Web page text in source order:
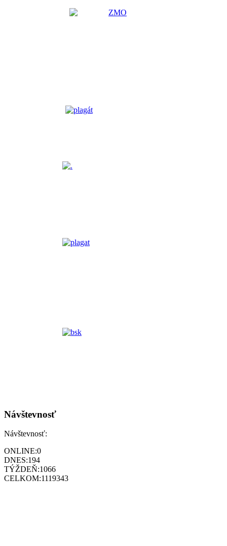
Návštevnosť
Návštevnosť:
ONLINE:0
DNES:194
TÝŽDEŇ:1066
CELKOM:1119343